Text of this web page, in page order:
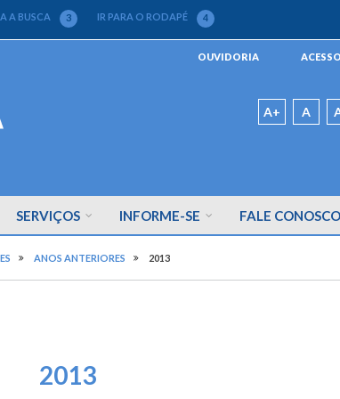
A BUSCA 3 IR PARA O RODAPÉ 4
OUVIDORIA
A+ A
SERVIÇOS INFORME-SE FALE CONOSCO
ANOS ANTERIORES 2013
2013